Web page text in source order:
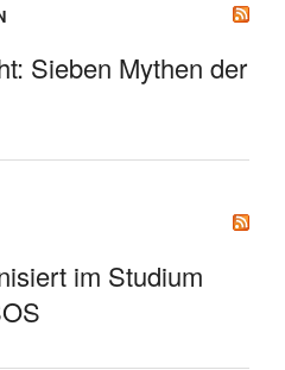
Sieben Mythen der
im Studium